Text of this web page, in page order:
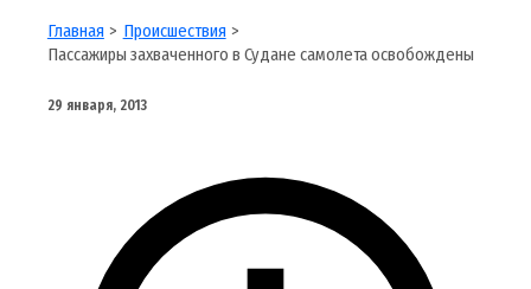
Главная
Происшествия
Пассажиры захваченного в Судане самолета освобождены
29 января, 2013